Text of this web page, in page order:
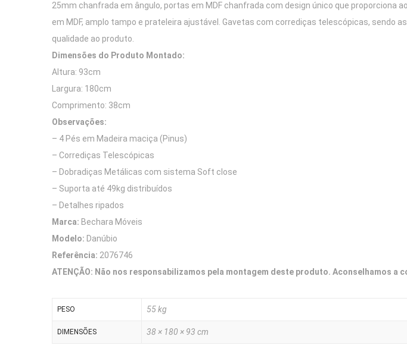
25mm chanfrada em ângulo, portas em MDF chanfrada com design único que
em MDF, amplo tampo e prateleira ajustável. Gavetas com corrediças telescópicas, sendo
qualidade ao produto.
Dimensões do Produto Montado:
Altura: 93cm
Largura: 180cm
Comprimento: 38cm
Observações:
– 4 Pés em Madeira maciça (Pinus)
– Corrediças Telescópicas
– Dobradiças Metálicas com sistema Soft close
– Suporta até 49kg distribuídos
– Detalhes ripados
Marca: Bechara Móveis
Modelo: Danúbio
Referência: 2076746
ATENÇÃO: Não nos responsabilizamos pela montagem deste produto. Aconselhamos a
PESO 55 kg
DIMENSÕES 38 × 180 × 93 cm